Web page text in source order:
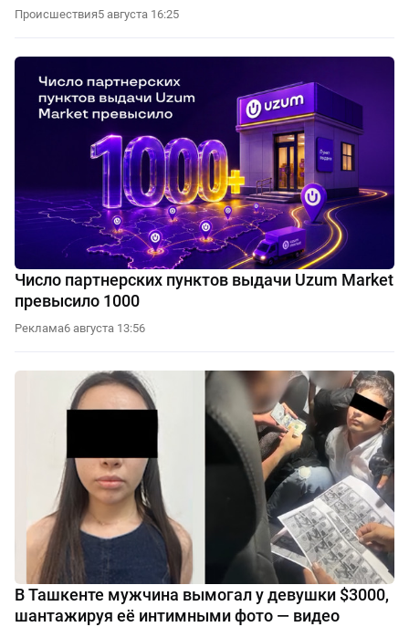
Происшествия5 августа 16:25
Число партнерских пунктов выдачи Uzum Market
превысило 1000
Реклама6 августа 13:56
В Ташкенте мужчина вымогал у девушки $3000,
шантажируя её интимными фото — видео